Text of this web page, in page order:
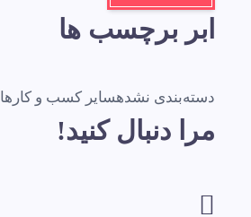
ابر برچسب ها
دسته‌بندی نشدهسایر کسب و کارها
مرا دنبال کنید!